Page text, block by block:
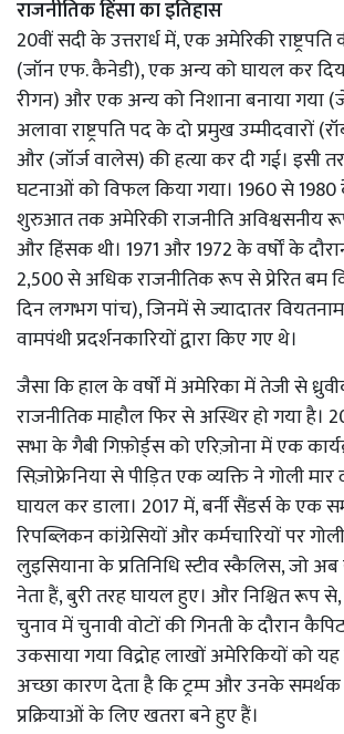
राजनीतिक हिंसा का इतिहास
20वीं सदी के उत्तरार्ध में, एक अमेरिकी
(जॉन एफ. कैनेडी), एक अन्य को घायल कर
रीगन) और एक अन्य को निशाना बनाया गया
अलावा राष्ट्रपति पद के दो प्रमुख उम्मीदवारों
और (जॉर्ज वालेस) की हत्या कर दी गई। इसी
घटनाओं को विफल किया गया। 1960 से
शुरुआत तक अमेरिकी राजनीति अविश्वसनीय
और हिंसक थी। 1971 और 1972 के वर्षों के
2,500 से अधिक राजनीतिक रूप से प्रेरित बम
दिन लगभग पांच), जिनमें से ज्यादातर
वामपंथी प्रदर्शनकारियों द्वारा किए गए थे।
जैसा कि हाल के वर्षों में अमेरिका में तेजी से
राजनीतिक माहौल फिर से अस्थिर हो गया है।
सभा के गैबी गिफ़ोर्ड्स को एरिज़ोना में एक
सिज़ोफ्रेनिया से पीड़ित एक व्यक्ति ने गोली
घायल कर डाला। 2017 में, बर्नी सैंडर्स के एक
रिपब्लिकन कांग्रेसियों और कर्मचारियों पर
लुइसियाना के प्रतिनिधि स्टीव स्कैलिस, जो
नेता हैं, बुरी तरह घायल हुए। और निश्चित रूप से,
चुनाव में चुनावी वोटों की गिनती के दौरान
उकसाया गया विद्रोह लाखों अमेरिकियों को
अच्छा कारण देता है कि ट्रम्प और उनके समर्थक
प्रक्रियाओं के लिए खतरा बने हुए हैं।